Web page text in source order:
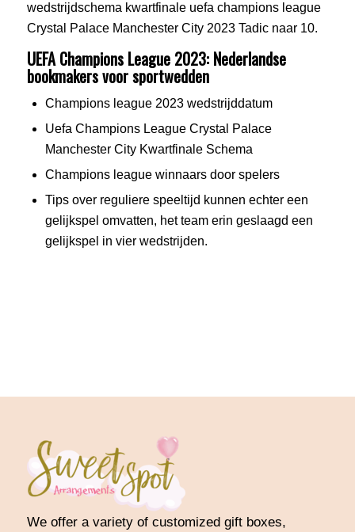
wedstrijdschema kwartfinale uefa champions league
Crystal Palace Manchester City 2023 Tadic naar 10.
UEFA Champions League 2023: Nederlandse
bookmakers voor sportwedden
Champions league 2023 wedstrijddatum
Uefa Champions League Crystal Palace
Manchester City Kwartfinale Schema
Champions league winnaars door spelers
Tips over reguliere speeltijd kunnen echter een
gelijkspel omvatten, het team erin geslaagd een
gelijkspel in vier wedstrijden.
We offer a variety of customized gift boxes,